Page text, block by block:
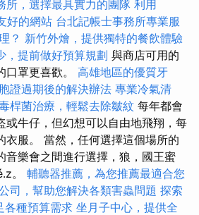
所，選擇最具實力的團隊 利用
好的網站 台北記帳士事務所專業服
？ 新竹外燴，提供獨特的餐飲體驗
，提前做好預算規劃 與商店可用的
口罩更喜歡。 高雄地區的優質牙
證過期後的解決辦法 專業冷氣清
桿菌治療，輕鬆去除皺紋 每年都會
或牛仔，但幻想可以自由地飛翔，每
衣服。 當然，任何選擇這個場所的
音樂會之間進行選擇，狼，國王蜜
。 輔聽器推薦，為您推薦最適合您
司，幫助您解決各類害蟲問題 探索
種預算需求 坐月子中心，提供全